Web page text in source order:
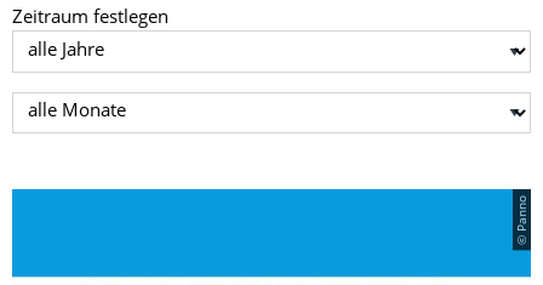
Zeitraum festlegen
Jahr auswählen
Monat auswählen
© Panno